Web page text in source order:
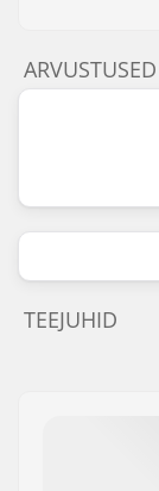
ARVUSTUSED
TEEJUHID